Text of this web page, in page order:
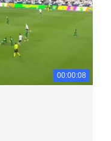
00:00:08